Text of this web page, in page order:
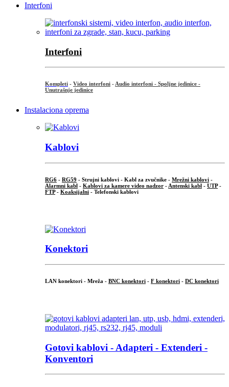
Interfoni
Interfoni
Kompleti - Video interfoni - Audio interfoni - Spoljne jedinice -
Unutrašnje jedinice
Instalaciona oprema
Kablovi
RG6 - RG59 - Strujni kablovi - Kabl za zvučnike - Mrežni kablovi -
Alarmni kabl - Kablovi za kamere video nadzor - Antenski kabl - UTP-
FTP- Koaksijalni - Telefonski kablovi
Konektori
LAN konektori - Mreža - BNC konektori - F konektori - DC konektori
Gotovi kablovi - Adapteri - Extenderi -
Konventori